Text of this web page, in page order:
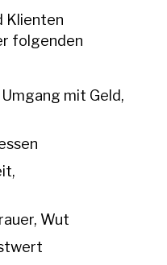
Klienten
folgenden
mit Geld,
Wut